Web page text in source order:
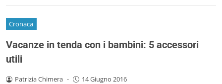
Cronaca
Vacanze in tenda con i bambini: 5 accessori
utili
Patrizia Chimera - 14 Giugno 2016